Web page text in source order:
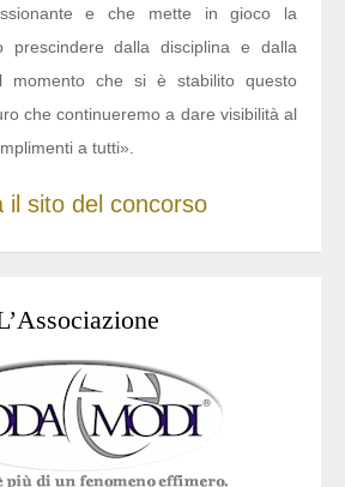
e che mette in gioco la
prescindere dalla disciplina e dalla
momento che si è stabilito questo
che continueremo a dare visibilità al
a tutti».
il sito del concorso